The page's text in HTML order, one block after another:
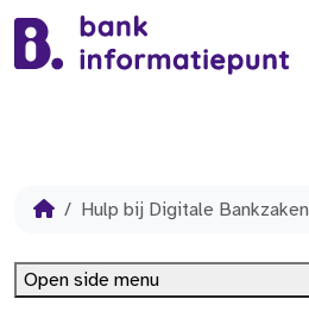
Hulp bij Digitale Bankzaken
Open side menu